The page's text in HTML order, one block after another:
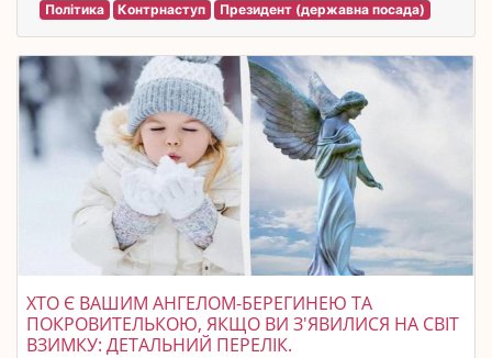
Політика Контрнаступ Президент (державна посада)
ХТО Є ВАШИМ АНГЕЛОМ-БЕРЕГИНЕЮ ТА
ПОКРОВИТЕЛЬКОЮ, ЯКЩО ВИ З'ЯВИЛИСЯ НА СВІТ
ВЗИМКУ: ДЕТАЛЬНИЙ ПЕРЕЛІК.